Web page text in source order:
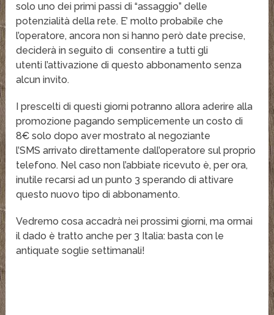
solo uno dei primi passi di “assaggio” delle
potenzialità della rete. E’ molto probabile che
l’operatore, ancora non si hanno però date precise,
deciderà in seguito di consentire a tutti gli
utenti l’attivazione di questo abbonamento senza
alcun invito.
I prescelti di questi giorni potranno allora aderire alla
promozione pagando semplicemente un costo di
8€ solo dopo aver mostrato al negoziante
l’SMS arrivato direttamente dall’operatore sul proprio
telefono. Nel caso non l’abbiate ricevuto è, per ora,
inutile recarsi ad un punto 3 sperando di attivare
questo nuovo tipo di abbonamento.
Vedremo cosa accadrà nei prossimi giorni, ma ormai
il dado è tratto anche per 3 Italia: basta con le
antiquate soglie settimanali!